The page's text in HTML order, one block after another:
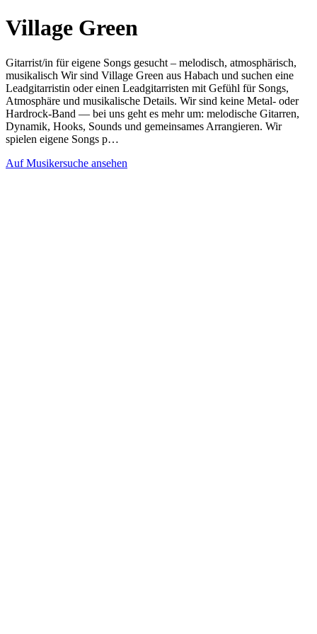
Village Green
Gitarrist/in für eigene Songs gesucht – melodisch, atmosphärisch,
musikalisch Wir sind Village Green aus Habach und suchen eine
Leadgitarristin oder einen Leadgitarristen mit Gefühl für Songs,
Atmosphäre und musikalische Details. Wir sind keine Metal- oder
Hardrock-Band — bei uns geht es mehr um: melodische Gitarren,
Dynamik, Hooks, Sounds und gemeinsames Arrangieren. Wir
spielen eigene Songs p…
Auf Musikersuche ansehen